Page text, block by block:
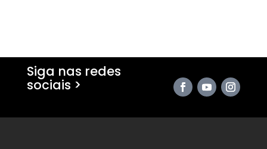
Siga nas redes
sociais >